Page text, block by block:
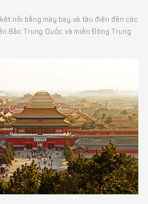
nối bằng máy bay và tàu điện đến các
Bắc Trung Quốc và miền Đông Trung